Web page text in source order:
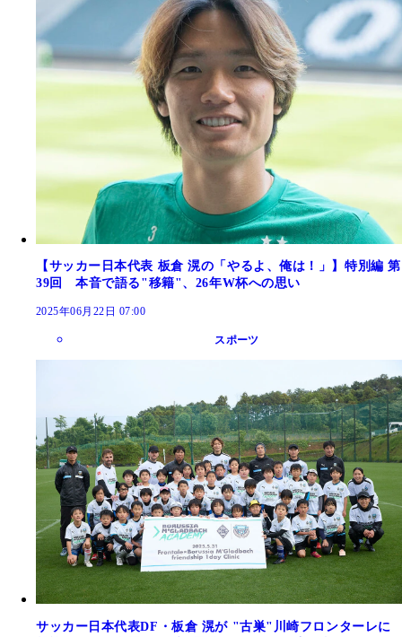
【サッカー日本代表 板倉 滉の「やるよ、俺は！」】特別編 第
39回 本音で語る"移籍"、26年W杯への思い
2025年06月22日 07:00
スポーツ
サッカー日本代表DF・板倉 滉が "古巣"川崎フロンターレに